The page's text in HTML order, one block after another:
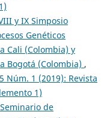
y IX Simposio
Genéticos
Cali (Colombia) y
Bogotá (Colombia) ,
Núm. 1 (2019): Revista
1)
de